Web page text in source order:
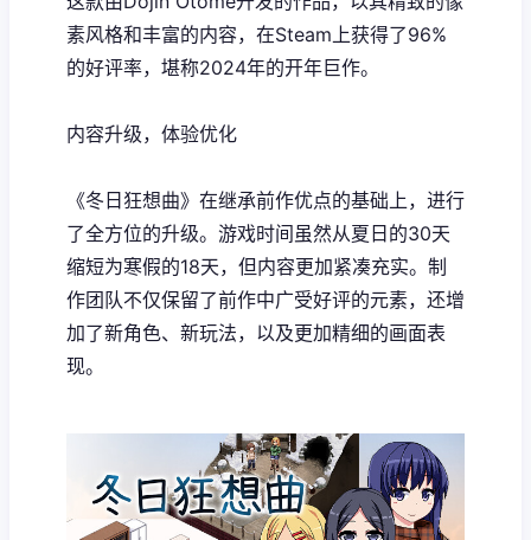
素风格和丰富的内容，在Steam上获得了​​96%
的好评率​​，堪称2024年的开年巨作。
内容升级，体验优化
《冬日狂想曲》在继承前作优点的基础上，进行
了全方位的升级。游戏时间虽然从夏日的30天
缩短为寒假的18天，但内容更加紧凑充实。制
作团队不仅保留了前作中广受好评的元素，还增
加了​​新角色、新玩法​​，以及更加精细的画面表
现。